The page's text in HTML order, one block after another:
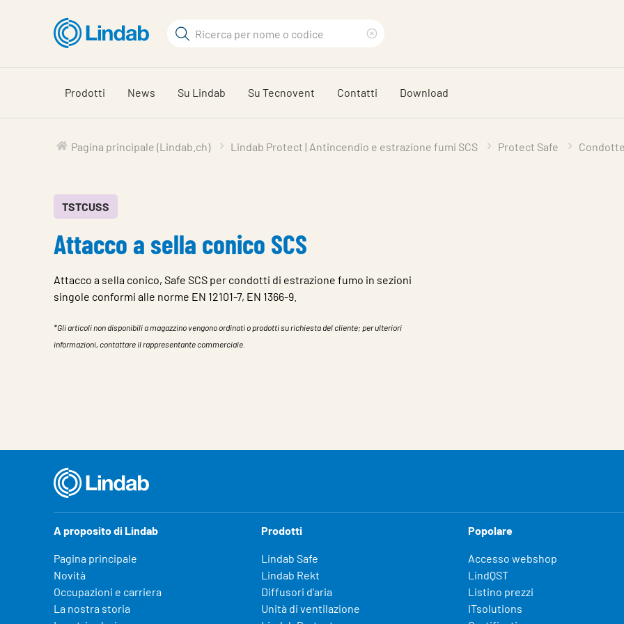
visionare
carrello
Cerca
di
ricerca
Prodotti News Su Lindab Su Tecnovent Contatti Download
Pagina principale (Lindab.ch) Lindab Protect | Antincendio e estrazione fumi SCS Protect Safe
TSTCUSS
Attacco a sella conico SCS
Attacco a sella conico, Safe SCS per condotti di estrazione fumo in sezioni
singole conformi alle norme EN 12101-7, EN 1366-9.
*Gli articoli non disponibili a magazzino vengono ordinati o prodotti su richiesta del cliente; per ulteriori
informazioni, contattare il rappresentante commerciale.
A proposito di Lindab
Pagina principale
Novità
Occupazioni e carriera
La nostra storia
Prodotti
Lindab Safe
Lindab Rekt
Diffusori d'aria
Unità di ventilazione
Popolare
Accesso webshop
LindQST
Listino prezzi
ITsolutions